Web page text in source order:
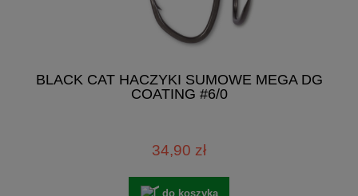
BLACK CAT HACZYKI SUMOWE MEGA DG
COATING #6/0
34,90 zł
do koszyka